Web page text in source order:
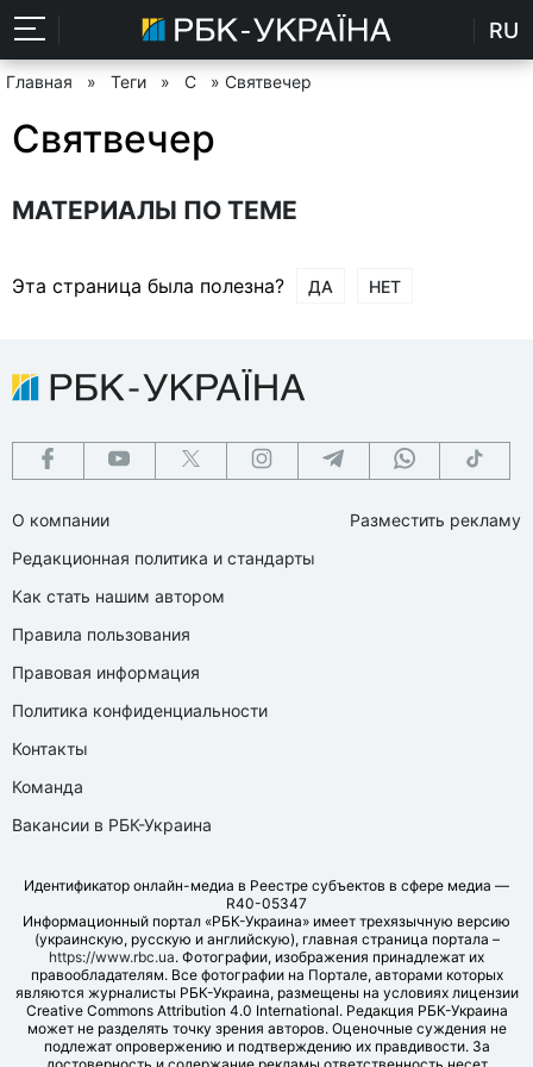
RU
Главная » Теги » С » Святвечер
Святвечер
МАТЕРИАЛЫ ПО ТЕМЕ
Эта страница была полезна? ДА НЕТ
О компании
Редакционная политика и стандарты
Как стать нашим автором
Правила пользования
Правовая информация
Политика конфиденциальности
Контакты
Команда
Вакансии в РБК-Украина
Разместить рекламу
Идентификатор онлайн-медиа в Реестре субъектов в сфере медиа —
R40-05347
Информационный портал «РБК-Украина» имеет трехязычную версию
(украинскую, русскую и английскую), главная страница портала –
https://www.rbc.ua. Фотографии, изображения принадлежат их
правообладателям. Все фотографии на Портале, авторами которых
являются журналисты РБК-Украина, размещены на условиях лицензии
Creative Commons Attribution 4.0 International. Редакция РБК-Украина
может не разделять точку зрения авторов. Оценочные суждения не
подлежат опровержению и подтверждению их правдивости. За